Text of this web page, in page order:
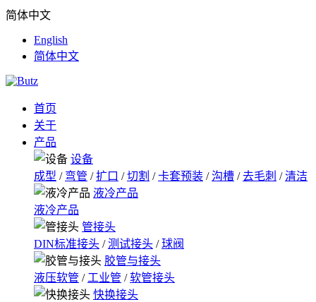
简体中文
English
简体中文
首页
关于
产品
设备
成型 / 弯管 /扩口 /切割 /卡套预装 /沟槽 /去毛刺 /清洁
液冷产品
液冷产品
管接头
DIN标准接头 /测试接头 /球阀
胶管与接头
液压软管 / 工业管 /软管接头
快换接头